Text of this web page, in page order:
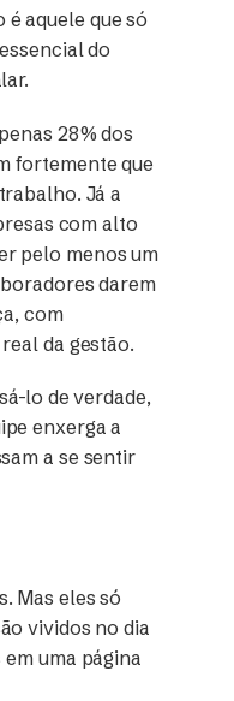
aquele que só
do
28% dos
fortemente que
Já a
com alto
pelo menos um
darem
com
da gestão.
lo de verdade,
enxerga a
a se sentir
Mas eles só
vividos no dia
uma página